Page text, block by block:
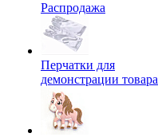
Распродажа
Перчатки для
демонстрации товара